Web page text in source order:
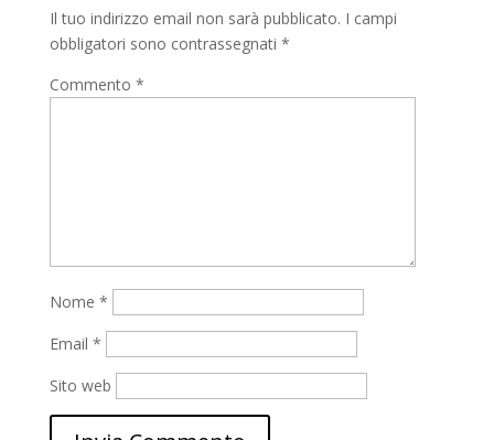
Il tuo indirizzo email non sarà pubblicato. I campi
obbligatori sono contrassegnati *
Commento *
Nome *
Email *
Sito web